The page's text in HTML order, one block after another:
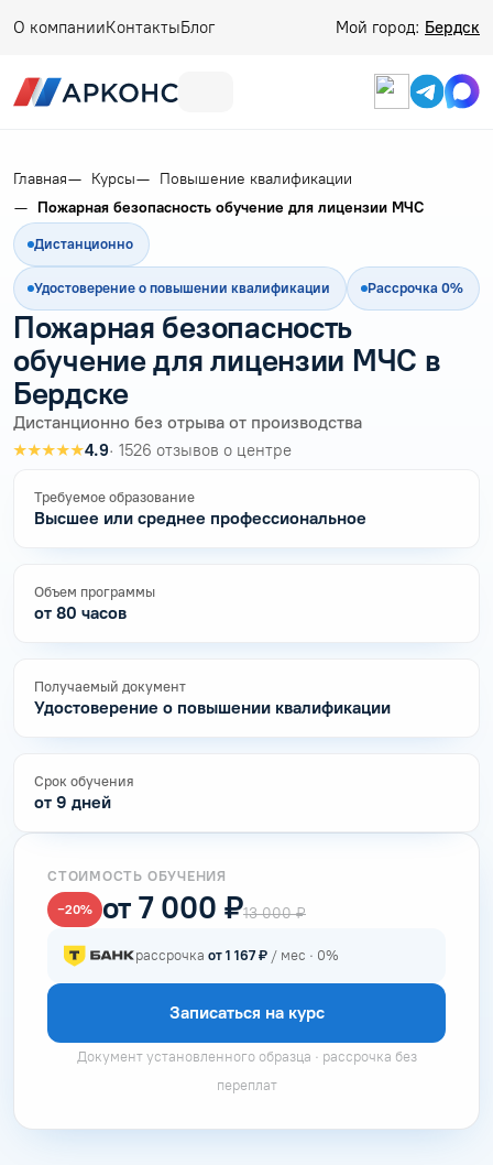
О компанииКонтактыБлог Мой город: Бердск
Главная Курсы
Повышение квалификации
Пожарная безопасность обучение для лицензии МЧС
Дистанционно
Удостоверение о повышении квалификации Рассрочка 0%
Пожарная безопасность
обучение для лицензии МЧС в
Бердске
Дистанционно без отрыва от производства
★★★★★4.9· 1526 отзывов о центре
Требуемое образование
Высшее или среднее профессиональное
Объем программы
от 80 часов
Получаемый документ
Удостоверение о повышении квалификации
Срок обучения
от 9 дней
СТОИМОСТЬ ОБУЧЕНИЯ
−20% от 7 000 ₽13 000 ₽
рассрочка от 1 167 ₽ / мес · 0%
Записаться на курс
Документ установленного образца · рассрочка без
переплат